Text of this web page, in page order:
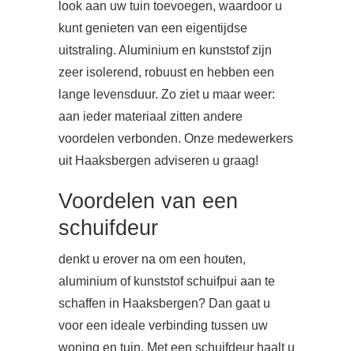
look aan uw tuin toevoegen, waardoor u
kunt genieten van een eigentijdse
uitstraling. Aluminium en kunststof zijn
zeer isolerend, robuust en hebben een
lange levensduur. Zo ziet u maar weer:
aan ieder materiaal zitten andere
voordelen verbonden. Onze medewerkers
uit Haaksbergen adviseren u graag!
Voordelen van een
schuifdeur
denkt u erover na om een houten,
aluminium of kunststof schuifpui aan te
schaffen in Haaksbergen? Dan gaat u
voor een ideale verbinding tussen uw
woning en tuin. Met een schuifdeur haalt u